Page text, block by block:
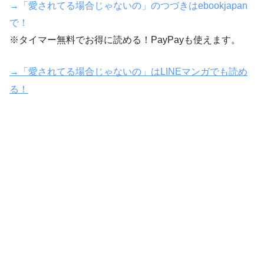
→「愛されてる場合じゃないの」のつづきはebookjapan
で！
※タイマー無料でお得に読める！PayPayも使えます。
→「愛されてる場合じゃないの」はLINEマンガでも読め
る！